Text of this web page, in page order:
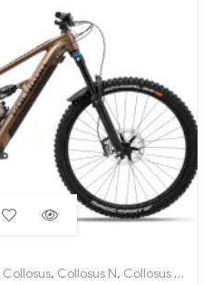
Collosus, Collosus N, Collosus N8E